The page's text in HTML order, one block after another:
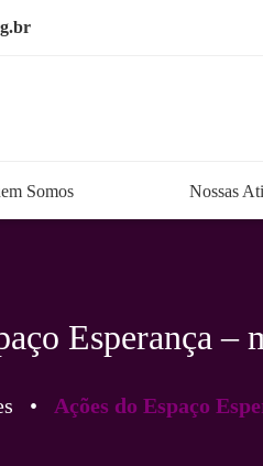
Somos Nossas
Esperança –
• Ações do Espaço